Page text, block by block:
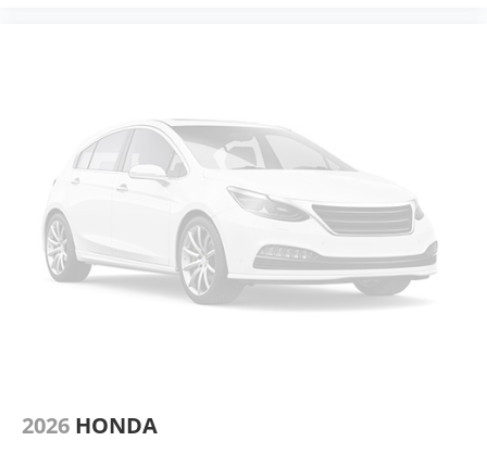
2026 HONDA